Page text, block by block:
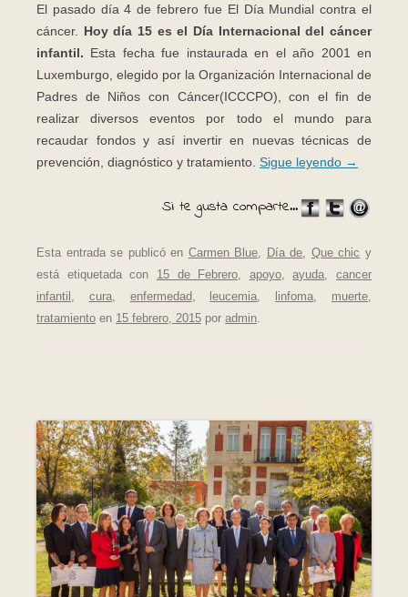
El pasado día 4 de febrero fue El Día Mundial contra el
cáncer. Hoy día 15 es el Día Internacional del cáncer
infantil. Esta fecha fue instaurada en el año 2001 en
Luxemburgo, elegido por la Organización Internacional de
Padres de Niños con Cáncer(ICCCPO), con el fin de
realizar diversos eventos por todo el mundo para
recaudar fondos y así invertir en nuevas técnicas de
prevención, diagnóstico y tratamiento. Sigue leyendo →
Si te gusta comparte...
Esta entrada se publicó en Carmen Blue Día de Que chic y
está etiquetada con 15 de Febrero apoyo,ayuda
cancer
infantil
cura, enfermedad, leucemia linfoma muerte
tratamiento en 15 febrero, 2015 por admin